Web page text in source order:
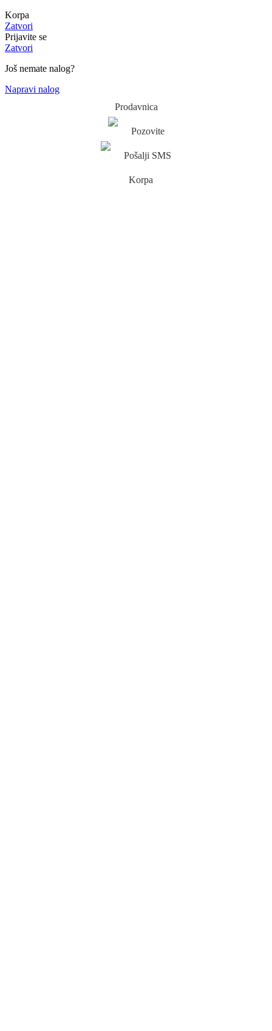
Korpa
Zatvori
Prijavite se
Zatvori
Još nemate nalog?
Napravi nalog
Prodavnica
Pozovite
Pošalji SMS
Korpa